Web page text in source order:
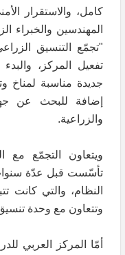
كامل، والاستقرار
المهندسين والخبراء
"تجمّع التنسيق
تفعيل المركز،
جديدة مناسبة لمناخ
إضافة للبحث عن
والزراعية.
ويتعاون التجمّع مع
تأسّست قبل عدّة
النظام، والتي كانت
وتتعاون مع وحدة
أمّا المركز العربي